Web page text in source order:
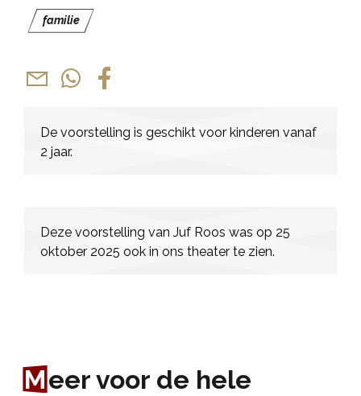
kinderen en hun (groot)ouders steeds uitgenodigd
om mee te zingen, mee te denken en mee te doen.
avontuur stap voor stap tot een goed einde.
Verwacht veel bekende liedjes, vrolijke momenten
volle borst meezingt.
Juf Roos is al jaren een enorme publieksfavoriet, met
familie
De voorstelling is geschikt voor kinderen vanaf
2 jaar.
Deze voorstelling van Juf Roos was op 25
oktober 2025 ook in ons theater te zien.
Meer voor de hele